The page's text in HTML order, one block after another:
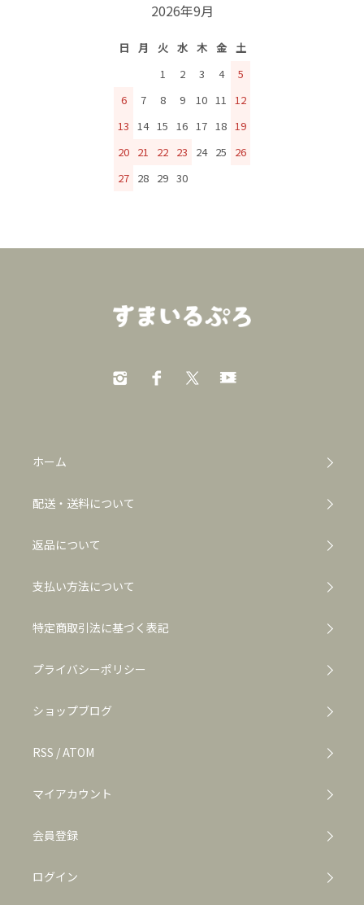
2026年9月
日 月 火 水 木 金
土
1
2 3 4
5
6
7 8 9 10 11 12
13 14 15 16 17 18 19
20 21 22 23 24 25
26
27 28 29 30
ホーム
配送・送料について
返品について
支払い方法について
特定商取引法に基づく表記
プライバシーポリシー
ショップブログ
RSS /ATOM
マイアカウント
会員登録
ログイン